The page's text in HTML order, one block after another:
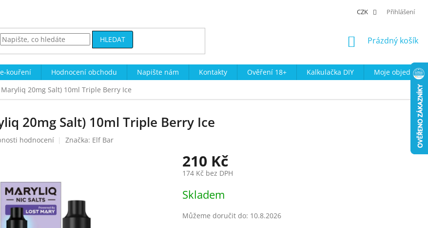
CZK Přihlášení
HLEDAT
NÁKUPNÍ
Prázdný košík
kouření Hodnocení obchodu Napište nám Kontakty Ověření 18+ Kalkulačka DIY
Moje
20mg Salt) 10ml Triple Berry Ice
20mg Salt) 10ml Triple Berry Ice
hodnocení Značka: Elf Bar
210 Kč
174 Kč bez DPH
cena:
Skladem
Můžeme doručit do: 10.8.2026